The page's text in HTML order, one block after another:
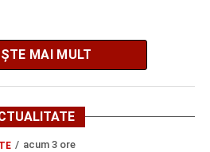
a fost sesizată, prin SNUAU
cu privire la producerea
la fața locului, polițiștii au
MAI MULT
acum 3 ore